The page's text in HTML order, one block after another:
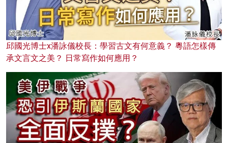
邱國光博士x潘詠儀校長：學習古文有何意義？ 粵語怎樣傳
承文言文之美？ 日常寫作如何應用？